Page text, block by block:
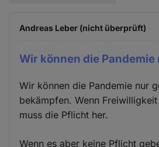
Andreas Leber (nicht überprüft)
Wir können die Pandemie
Wir können die Pandemie nur
bekämpfen. Wenn
muss die Pflicht her.
Wenn es aber keine Pflicht